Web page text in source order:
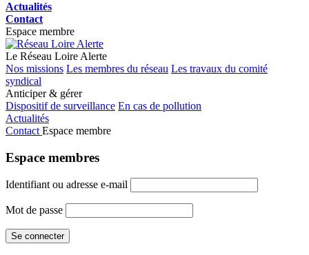
Actualités
Contact
Espace membre
Le Réseau Loire Alerte
Nos missions Les membres du réseau Les travaux du comité
syndical
Anticiper & gérer
Dispositif de surveillance En cas de pollution
Actualités
Contact Espace membre
Espace membres
Identifiant ou adresse e-mail
Mot de passe